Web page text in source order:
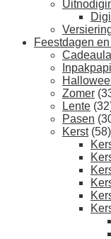
Feestdagen
Zomer
Lente
Pasen
Kerst (58)